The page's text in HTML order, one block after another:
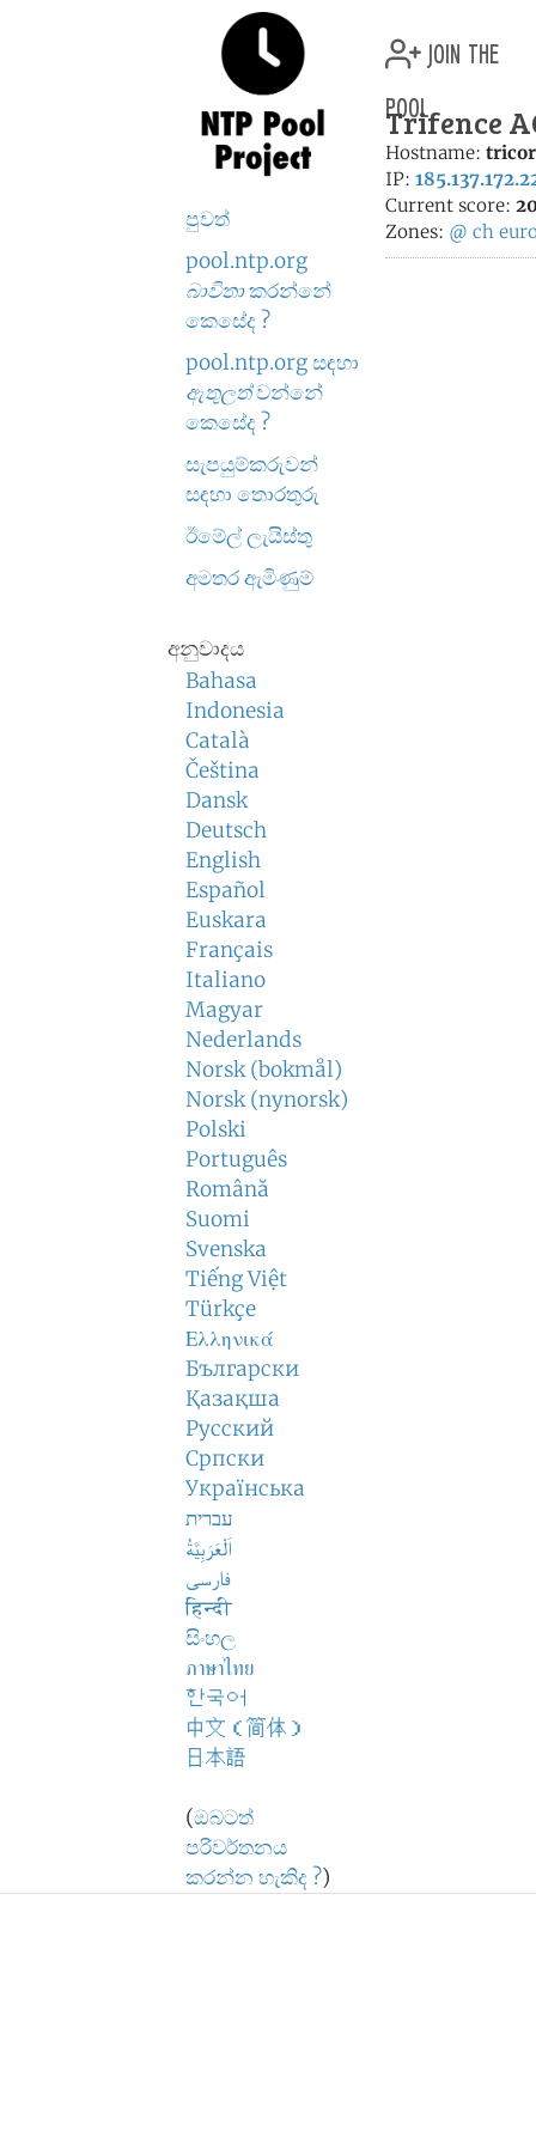
පුවත්
pool.ntp.org
බාවිතාකරන්නේ
කෙසේද ?
pool.ntp.org සඳහා
ඇතුලත්වන්නේ
කෙසේද ?
සැපයුම්කරුවන්
සඳහා තොරතුරු
ඊමේල් ලැයිස්තු
අමතර ඇමිණුම්
අනුවාදය
Bahasa
Indonesia
Català
Čeština
Dansk
Deutsch
English
Español
Euskara
Français
Italiano
Magyar
Nederlands
Norsk (bokmål)
Norsk (nynorsk)
Polski
Português
Română
Suomi
Svenska
Tiếng Việt
Türkçe
Ελληνικά
Български
Қазақша
Русский
Српски
Українська
עברית
اَلْعَرَبِيَّةُ
فارسی
हिन्दी
සිංහල
ภาษาไทย
한국어
中文（简体）
日本語
(ඔබටත්
පරිවර්තනය
කරන්න හැකිද ?)
join the
pool
Trifence
Hostname:
IP:
Current score:
Zones: @ ch